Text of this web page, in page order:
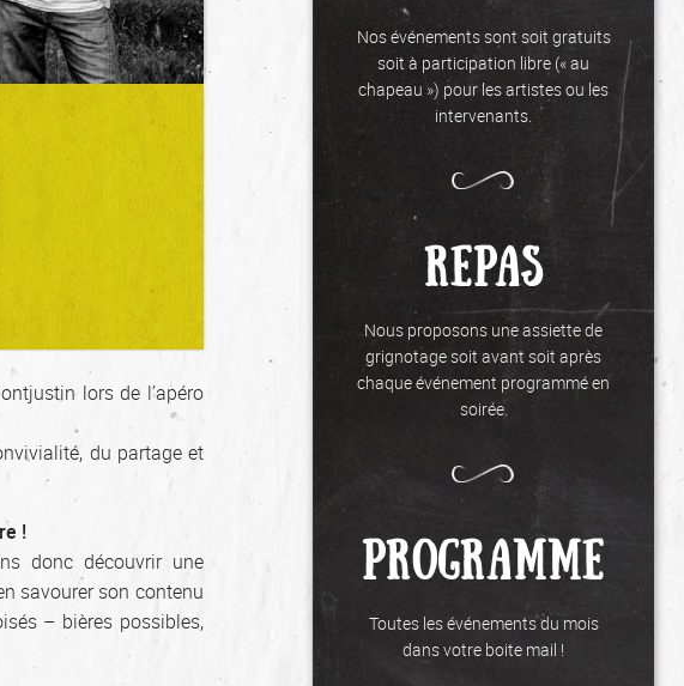
lors de l’apéro
du partage et
!
donc découvrir une
savourer son contenu
– bières possibles,
Nos événements sont soit gratuits
soit à participation libre (« au
chapeau ») pour les artistes ou les
intervenants.
REPAS
Nous proposons une assiette de
grignotage soit avant soit après
chaque événement programmé en
soirée.
PROGRAMME
Toutes les événements du mois
dans votre boite mail !